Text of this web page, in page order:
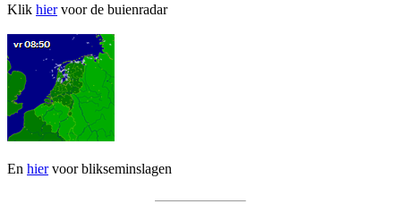
Klik hiervoor de buienradar
En hiervoor blikseminslagen